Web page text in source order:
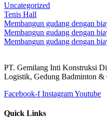
Uncategorized
Tenis Hall
Membangun gudang dengan
Membangun gudang dengan
Membangun gudang dengan
PT. Gemilang Inti Konstruksi
Logistik, Gedung Badminton &
Facebook-f InstagramYoutube
Quick Links